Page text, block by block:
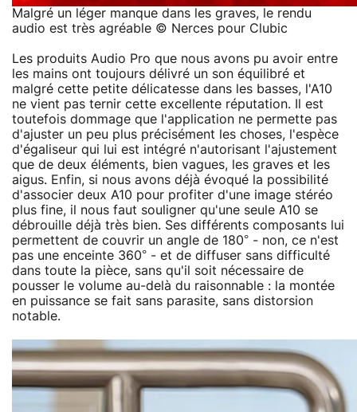
Malgré un léger manque dans les graves, le rendu
audio est très agréable © Nerces pour Clubic
Les produits Audio Pro que nous avons pu avoir entre
les mains ont toujours délivré un son équilibré et
malgré cette petite délicatesse dans les basses, l'A10
ne vient pas ternir cette excellente réputation. Il est
toutefois dommage que l'application ne permette pas
d'ajuster un peu plus précisément les choses, l'espèce
d'égaliseur qui lui est intégré n'autorisant l'ajustement
que de deux éléments, bien vagues, les graves et les
aigus. Enfin, si nous avons déjà évoqué la possibilité
d'associer deux A10 pour profiter d'une image stéréo
plus fine, il nous faut souligner qu'une seule A10 se
débrouille déjà très bien. Ses différents composants lui
permettent de couvrir un angle de 180° - non, ce n'est
pas une enceinte 360° - et de diffuser sans difficulté
dans toute la pièce, sans qu'il soit nécessaire de
pousser le volume au-delà du raisonnable : la montée
en puissance se fait sans parasite, sans distorsion
notable.